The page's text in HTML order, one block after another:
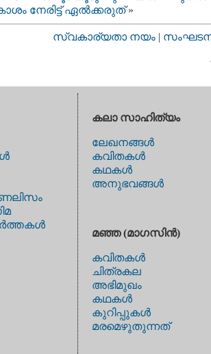
നേരിട്ട് ഏൽക്കരുത്»
സ്വകാര്യതാ നയം |
കലാ സാഹിത്യം
ലേഖനങ്ങള്‍
കവിതകള്‍
കഥകള്‍
അനുഭവങ്ങള്‍
മഞ്ഞ (മാഗസിന്‍)
കവിതകള്‍
ചിത്രകല
അഭിമുഖം
കഥകള്‍
കുറിപ്പുകള്‍
മരമെഴുതുന്നത്